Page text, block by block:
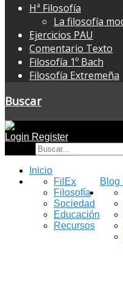
Hª Filosofía
La filosofía
Ejercicios PAU
Comentario Texto
Filosofía 1º Bach
Filosofía Extremeña
Buscar
Login Register
Inicio
Blog
FilEx
Filosofía
Sociedad
Educación
Recursos